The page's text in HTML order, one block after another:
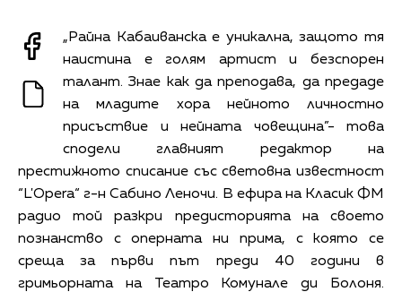
„Райна Кабаиванска е уникална, защото тя
наистина е голям артист и безспорен
талант. Знае как да преподава, да предаде
на младите хора нейното личностно
присъствие и нейната човещина”- това
сподели главният редактор на
престижното списание със световна известност
“L'Opera“ г-н Сабино Леночи. В ефира на Класик ФМ
радио той разкри предисторията на своето
познанство с оперната ни прима, с която се
среща за първи път преди 40 години в
гримьорната на Театро Комунале ди Болоня.